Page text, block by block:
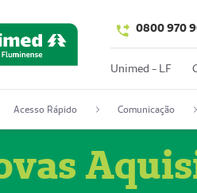
0800 970
Unimed - LF
Acesso Rápido Comunicação